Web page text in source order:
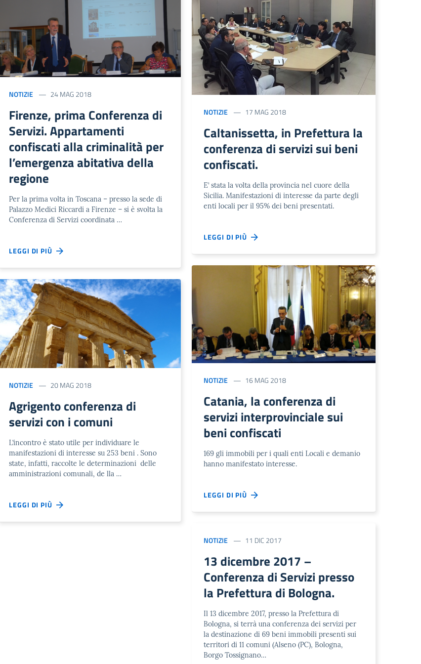
NOTIZIE 24 MAG 2018
Firenze, prima Conferenza di
Servizi. Appartamenti
confiscati alla criminalità per
l’emergenza abitativa della
regione
Per la prima volta in Toscana – presso la sede di
Palazzo Medici Riccardi a Firenze – si è svolta la
Conferenza di Servizi coordinata …
LEGGI DI PIÙ
NOTIZIE 20 MAG 2018
Agrigento conferenza di
servizi con i comuni
L’incontro è stato utile per individuare le
manifestazioni di interesse su 253 beni . Sono
state, infatti, raccolte le determinazioni delle
amministrazioni comunali, de lla …
LEGGI DI PIÙ
NOTIZIE 17 MAG 2018
Caltanissetta, in Prefettura la
conferenza di servizi sui beni
confiscati.
E’ stata la volta della provincia nel cuore della
Sicilia. Manifestazioni di interesse da parte degli
enti locali per il 95% dei beni presentati.
LEGGI DI PIÙ
NOTIZIE 16 MAG 2018
Catania, la conferenza di
servizi interprovinciale sui
beni confiscati
169 gli immobili per i quali enti Locali e demanio
hanno manifestato interesse.
LEGGI DI PIÙ
NOTIZIE 11 DIC 2017
13 dicembre 2017 –
Conferenza di Servizi presso
la Prefettura di Bologna.
Il 13 dicembre 2017, presso la Prefettura di
Bologna, si terrà una conferenza dei servizi per
la destinazione di 69 beni immobili presenti sui
territori di 11 comuni (Alseno (PC), Bologna,
Borgo Tossignano…